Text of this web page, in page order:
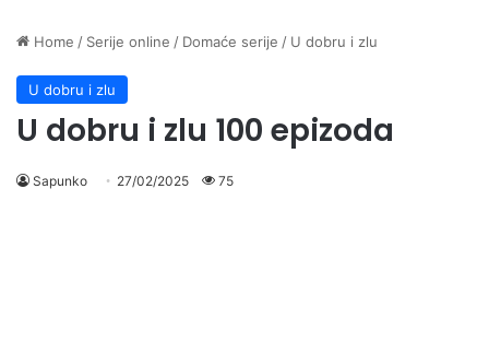
Home / Serije online / Domaće serije / U dobru i zlu
U dobru i zlu
U dobru i zlu 100 epizoda
Sapunko 27/02/2025 75